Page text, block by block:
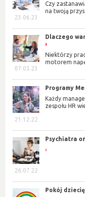
23.06.23
Czy
na twoją
07.05.23
Dlaczego
Niektórzy
motorem
21.12.22
Programy
Każdy
zespołu HR
26.07.22
Psychiatra
Pokój